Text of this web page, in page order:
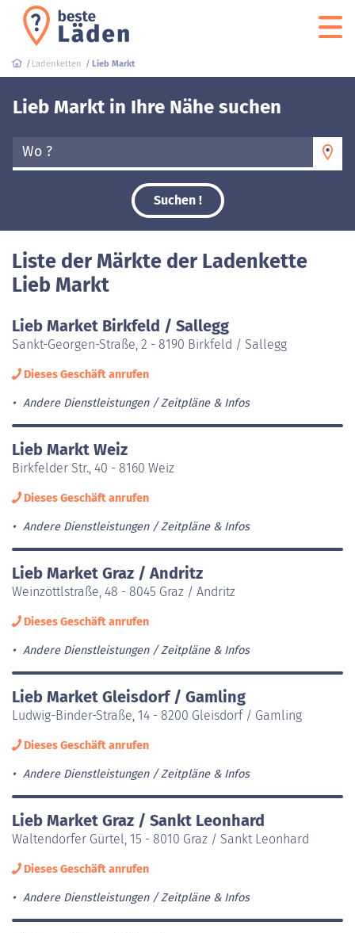
Ladenketten Lieb Markt
Lieb Markt in Ihre Nähe suchen
Wo ?
Suchen !
Liste der Märkte der Ladenkette
Lieb Markt
Lieb Market Birkfeld / Sallegg
Sankt-Georgen-Straße, 2 - 8190 Birkfeld / Sallegg
Dieses Geschäft anrufen
Andere Dienstleistungen Zeitpläne & Infos
Lieb Markt Weiz
Birkfelder Str., 40 - 8160 Weiz
Dieses Geschäft anrufen
Andere Dienstleistungen Zeitpläne & Infos
Lieb Market Graz / Andritz
Weinzöttlstraße, 48 - 8045 Graz / Andritz
Dieses Geschäft anrufen
Andere Dienstleistungen Zeitpläne & Infos
Lieb Market Gleisdorf / Gamling
Ludwig-Binder-Straße, 14 - 8200 Gleisdorf / Gamling
Dieses Geschäft anrufen
Andere Dienstleistungen Zeitpläne & Infos
Lieb Market Graz / Sankt Leonhard
Waltendorfer Gürtel, 15 - 8010 Graz / Sankt Leonhard
Dieses Geschäft anrufen
Andere Dienstleistungen Zeitpläne & Infos